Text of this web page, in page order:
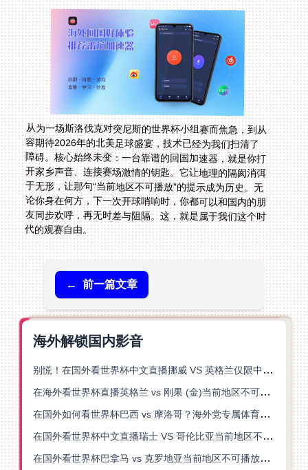
从为一场斯洛伐克对突尼斯的世界杯小组赛而焦急，到从
容期待2026年的北美足球盛宴，技术已经为我们扫清了
障碍。核心始终未变：一台靠谱的回国加速器，就是你打
开家乡声音、连接赛场激情的钥匙。它让地理的隔阂消弭
于无形，让那句“当前地区不可播放”的提示成为历史。无
论你身在何方，下一次开球哨响时，你都可以和国内的朋
友同步欢呼，再无时差与阻隔。这，就是属于我们这个时
代的观赛自由。
← 前一篇文章
海外解锁国内影音
别慌！在国外看世界杯中文直播挪威 VS 英格兰仅限中国大陆？这篇指南帮你搞定
在海外看世界杯直播英格兰 vs 刚果 (金)当前地区不可播放？这篇指南帮你突破所有限制
在国外如何看世界杯巴西 vs 摩洛哥？海外党专属体育观赛指南来了
在国外看世界杯中文直播瑞士 VS 哥伦比亚当前地区不可播放？这篇指南帮你搞定
在国外看世界杯巴拿马 vs 克罗地亚当前地区不可播放？这篇指南帮你轻松解决海外体育直播难题